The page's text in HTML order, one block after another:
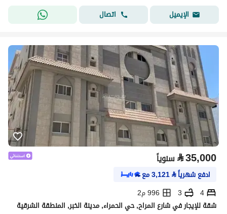
الإيميل
اتصال
⃁35,000 سنوياً
ادفع شهرياً⃁
3,121مع
4
3
996 م2
شقة للإيجار في شارع المراح, حي الحمراء, مدينة الخبر, المنطقة الشرقية